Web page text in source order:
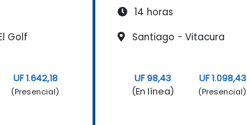
Golf
UF 1.642,18
(Presencial)
14 horas
Santiago - Vitacura
UF 98,43
(En línea)
UF 1.098,43
(Presencial)